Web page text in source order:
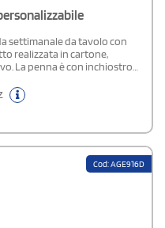
settimanale da tavolo con
realizzata in cartone,
La penna è con inchiostro
Cod: AGE916D